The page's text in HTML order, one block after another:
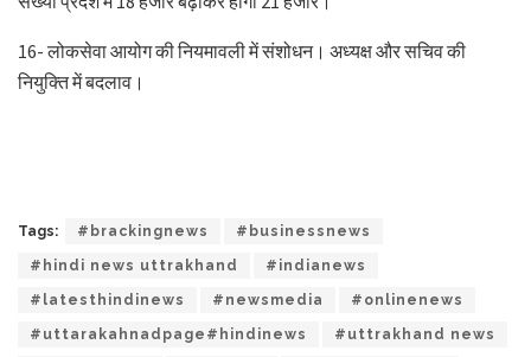
16- लोकसेवा आयोग की नियमावली में संशोधन। अध्यक्ष और सचिव की
नियुक्ति में बदलाव।
Tags: #brackingnews #businessnews
#hindi news uttrakhand #indianews
#latesthindinews #newsmedia #onlinenews
#uttarakahnadpage#hindinews #uttrakhand news